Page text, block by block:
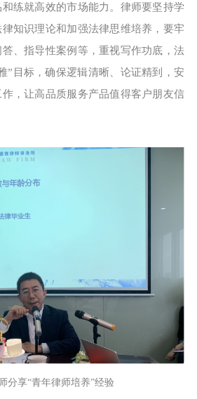
练就高效的市场能力。律师要坚持学
知识理论和加强法律思维培养，要牢
、指导性案例等，重视写作功底，法
”目标，确保逻辑清晰、论证精到，安
，让高品质服务产品值得客户朋友信
分享“青年律师培养”经验